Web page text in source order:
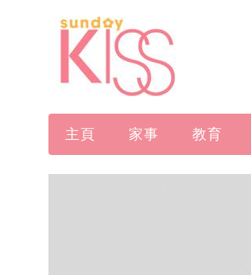
主頁 家事 教育